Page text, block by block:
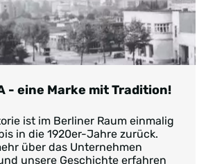
- eine Marke mit Tradition!
ist im Berliner Raum einmalig
in die 1920er-Jahre zurück.
über das Unternehmen
unsere Geschichte erfahren